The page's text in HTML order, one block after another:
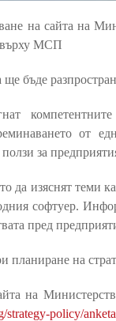
на сайта на
върху МСП
бъде
от
за
изяснят теми
софтуер.
пред
планиране на
на
strategy-policy/